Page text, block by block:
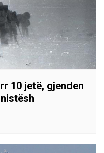
10 jetë, gjenden